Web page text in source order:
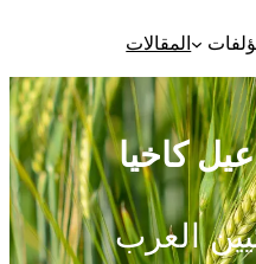
المقالات
كاخيا
العرب